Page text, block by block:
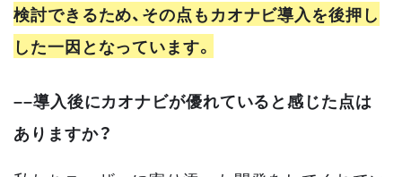
検討できるため、その点もカオナビ導入を後押し
した一因となっています。
––導入後にカオナビが優れていると感じた点は
ありますか？